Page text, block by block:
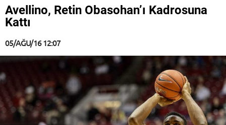
Avellino, Retin Obasohan’ı Kadrosuna
Kattı
05/AĞU/16 12:07